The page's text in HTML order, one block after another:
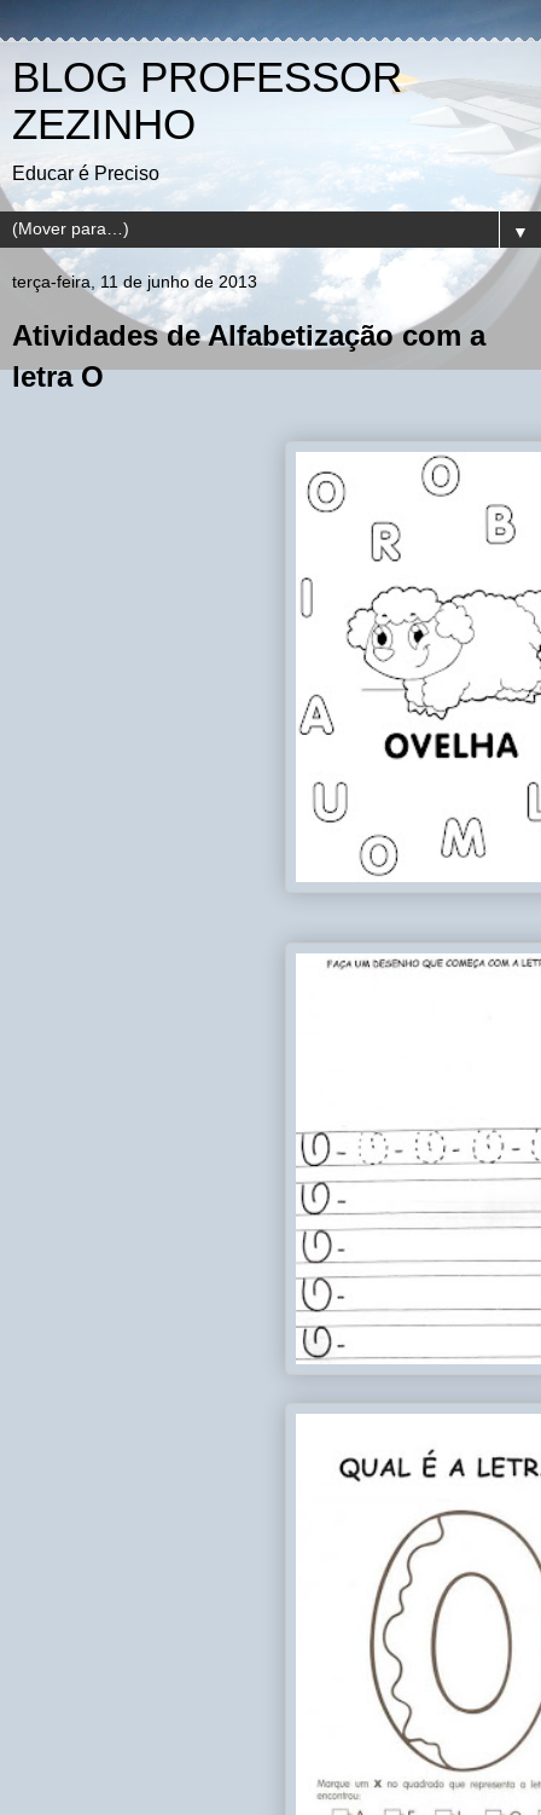
BLOG PROFESSOR
ZEZINHO
Educar é Preciso
▼
terça-feira, 11 de junho de 2013
Atividades de Alfabetização com a
letra O